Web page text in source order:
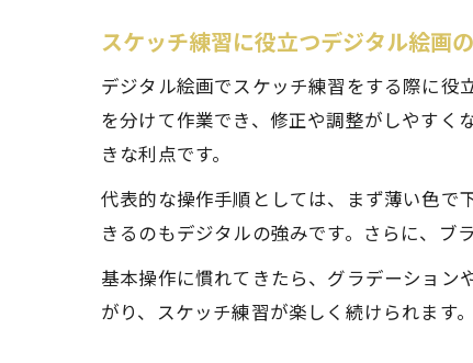
スケッチ練習に役立つデジタル絵画
デジタル絵画でスケッチ練習をする際に役
を分けて作業でき、修正や調整がしやすく
きな利点です。
代表的な操作手順としては、まず薄い色で
きるのもデジタルの強みです。さらに、ブ
基本操作に慣れてきたら、グラデーション
がり、スケッチ練習が楽しく続けられます。